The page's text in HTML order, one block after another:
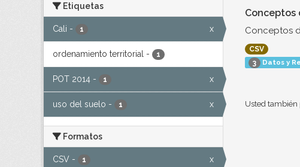
Etiquetas
Cali - 1 x
ordenamiento territorial - 1
POT 2014 - 1 x
uso del suelo - 1 x
Formatos
CSV - 1 x
Conceptos
Conceptos
CSV
3
Datos y
Usted también